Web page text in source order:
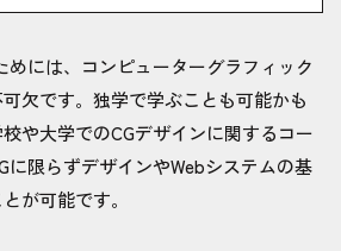
めには、コンピューターグラフィック
欠です。独学で学ぶことも可能かも
や大学でのCGデザインに関するコー
に限らずデザインやWebシステムの基
が可能です。